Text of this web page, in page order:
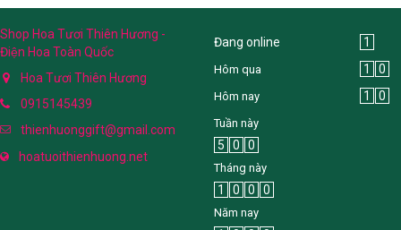
Shop Hoa Tươi Thiên Hương -
Điện Hoa Toàn Quốc
Hoa Tươi Thiên Hương
0915145439
thienhuonggift@gmail.com
hoatuoithienhuong.net
Đang online 1
Hôm qua 1 0
Hôm nay 1 0
Tuần này
5 0 0
Tháng này
1 0 0 0
Năm nay